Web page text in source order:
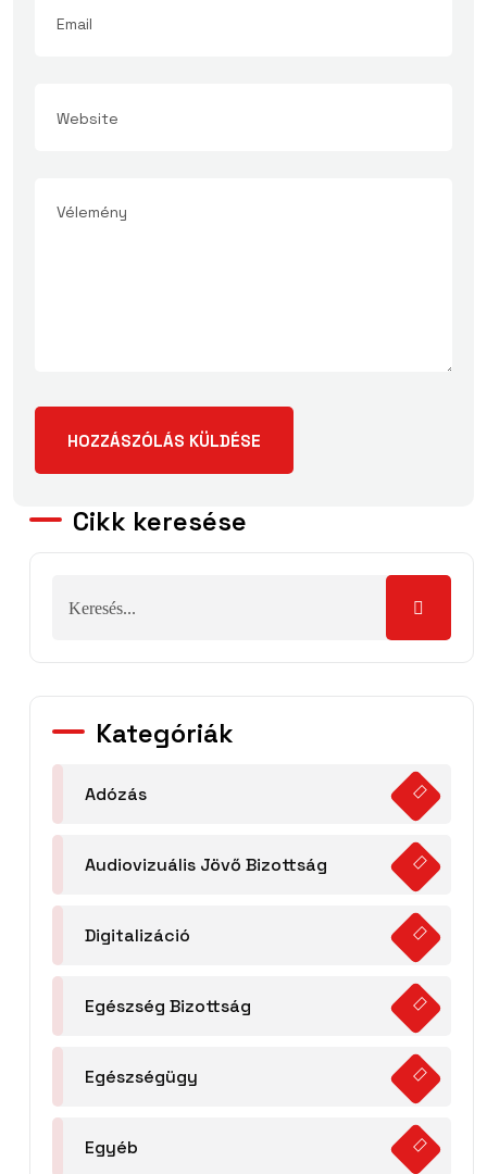
Cikk keresése
Kategóriák
Adózás
Audiovizuális Jövő Bizottság
Digitalizáció
Egészség Bizottság
Egészségügy
Egyéb